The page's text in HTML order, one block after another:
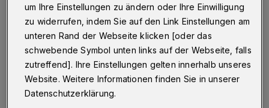
"Der Standort am Steinweg hat sich in
vielerlei Hinsicht als ungeeignet erwiesen", so
um Ihre Einstellungen zu ändern oder Ihre Einwilligung
zu widerrufen, indem Sie auf den Link Einstellungen am
unteren Rand der Webseite klicken [oder das
schwebende Symbol unten links auf der Webseite, falls
zutreffend]. Ihre Einstellungen gelten innerhalb unseres
Website. Weitere Informationen finden Sie in unserer
Datenschutzerklärung.